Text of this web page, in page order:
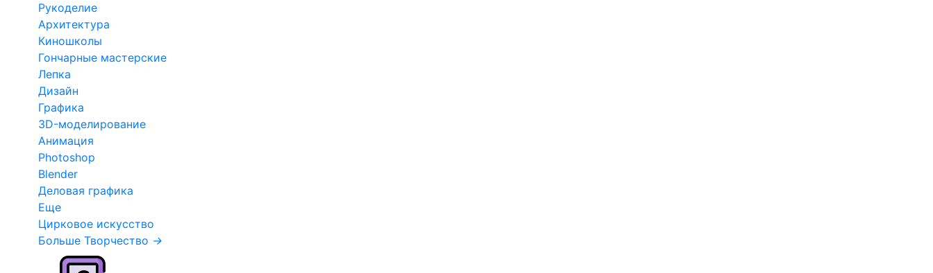
Рукоделие
Архитектура
Киношколы
Гончарные мастерские
Лепка
Дизайн
Графика
3D-моделирование
Анимация
Photoshop
Blender
Деловая графика
Еще
Цирковое искусство
Больше Творчество →